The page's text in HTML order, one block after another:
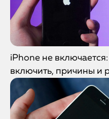
iPhone не включается:
включить, причины и